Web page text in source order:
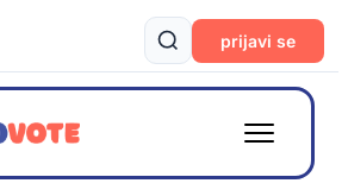
prijavi se